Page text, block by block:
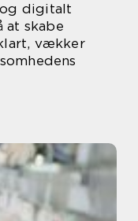
digitalt
at skabe
vækker